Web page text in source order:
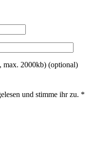
max. 2000kb) (optional)
und stimme ihr zu. *